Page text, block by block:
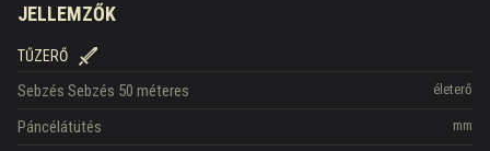
JELLEMZŐK
TŰZERŐ
életerő
Sebzés Sebzés 50 méteres
mm
Páncélátütés